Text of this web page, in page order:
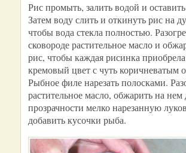
Рис промыть, залить водой и
Затем воду слить и откинуть рис на
чтобы вода стекла полностью.
сковороде растительное масло и
рис, чтобы каждая рисинка
кремовый цвет с чуть коричневатым
Рыбное филе нарезать полосками.
растительное масло, обжарить на нем
прозрачности мелко нарезанную
добавить кусочки рыба.